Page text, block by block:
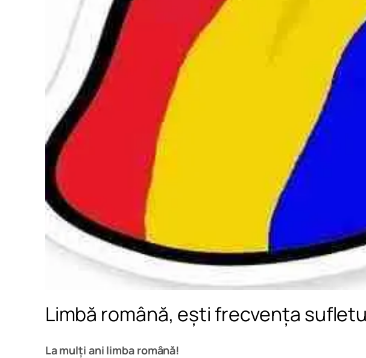
Limbă română, ești frecvența
La mulți ani limba română!